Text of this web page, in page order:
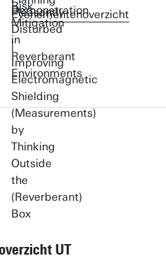
Evenementenoverzicht
UT